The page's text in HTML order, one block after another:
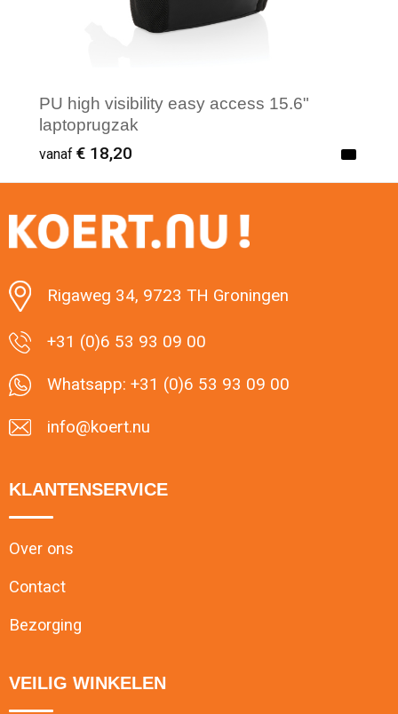
PU high visibility easy access 15.6"
laptoprugzak
vanaf € 18,20
Minimale afname: 1
Rigaweg 34, 9723 TH Groningen
+31 (0)6 53 93 09 00
Whatsapp: +31 (0)6 53 93 09 00
info@koert.nu
KLANTENSERVICE
Over ons
Contact
Bezorging
VEILIG WINKELEN